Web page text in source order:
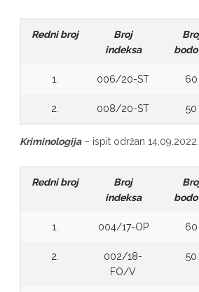
Redni broj
Broj
indeksa
1. 006/20-ST 60
2. 008/20-ST 50
Kriminologija– ispit održan
Redni broj
Broj
indeksa
1. 004/17-OP 60
2.
002/18-
FO/V
50